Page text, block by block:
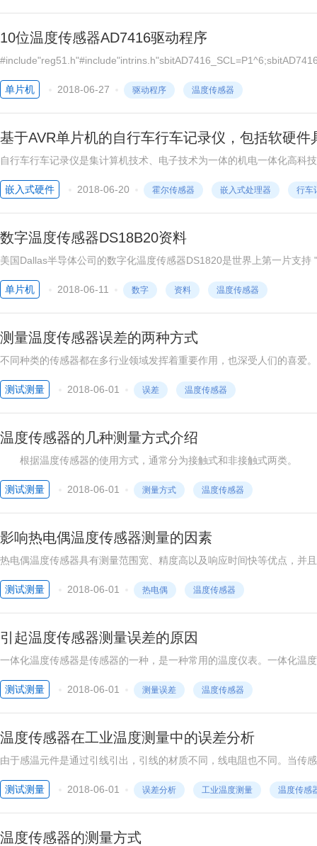
10位温度传感器AD7416驱动程序
emperature;//温度unsignedcharZorF;//正还是负//
单片机
2018-06-27 驱动程序 温度传感器
基于AVR单片机的自行车行车记录仪，包括软硬件
自行车行车记录仪是集计算机技术、电子技术为一体的机电一体化高科
的功能，硬件电路设计，软件设计，各项功能实现原理等方面来论述这
嵌入式硬件
2018-06-20 霍尔传感器 嵌入式处理器 行车
数字温度传感器DS18B20资料
美国Dallas半导体公司的数字化温度传感器DS1820是世界上第一片支
D）专利技术。全部传感元件及转换电路集成在形如一只三极管的集成电
单片机
2018-06-11 数字 资料 温度传感器
测量温度传感器误差的两种方式
不同种类的传感器都在多行业领域发挥着重要作用，也深受人们的喜爱
那么该如何测量温度传感器的误差呢?小编在此指出两种方式：把温度传
测试测量
2018-06-01 误差 温度传感器
温度传感器的几种测量方式介绍
根据温度传感器的使用方式，通常分为接触式和非接触式两类。
触后，经过足够长的时间达到热平衡，则他们的温度必然相等。如果其
测试测量
2018-06-01 测量方式 温度传感器
影响热电偶温度传感器测量的因素
热电偶温度传感器具有测量范围宽、精度高以及响应时间快等优点，并
因素的影响，影响热电偶温度传感器的测量，下面小编将主要为大家归
测试测量
2018-06-01 热电偶 温度传感器
引起温度传感器测量误差的原因
一体化温度传感器是传感器的一种，是一种常用的温度仪表。一体化温
电力、医疗、机床等多个行业中都有一定的应用。一体化温度传感器在
测试测量
2018-06-01 测量误差 温度传感器
温度传感器在工业温度测量中的误差分析
由于感温元件是通过引线引出，引线的材质不同，线电阻也不同。当传
阻值是传感器的电阻加上内引线的电阻组成。所以在测量时，如果引线
测试测量
2018-06-01 误差分析 工业温度测量 温度传感
温度传感器的测量方式